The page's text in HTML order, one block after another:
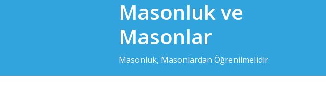
Masonluk ve
Masonlar
Masonluk, Masonlardan Öğrenilmelidir